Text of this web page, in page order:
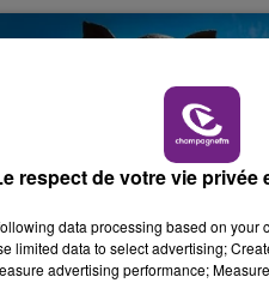
LA RADIO POP
VENEZ FÊTER CE
L'ANNIVERSAIRE DE
respect de votre vie privée
data processing based on your
limited data to select advertising;
advertising performance;